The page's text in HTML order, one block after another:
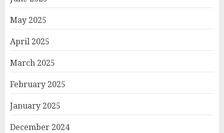
May 2025
April 2025
March 2025
February 2025
January 2025
December 2024